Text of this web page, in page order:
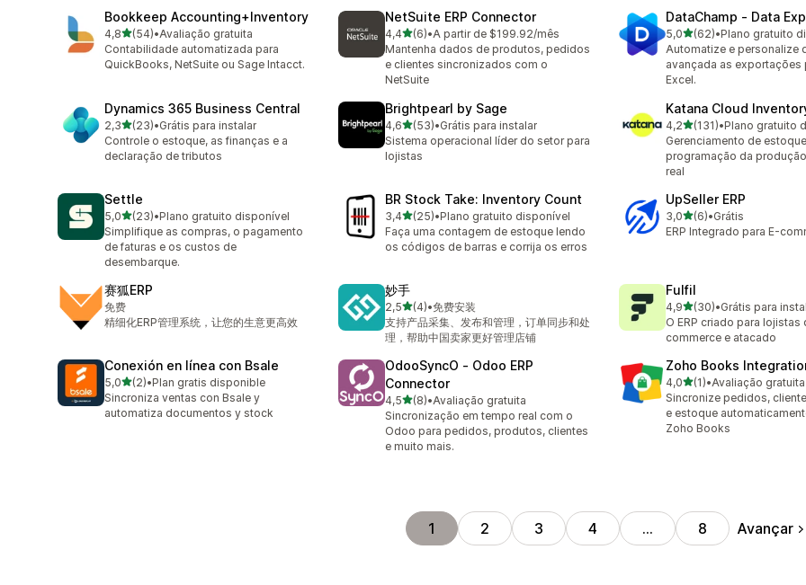
Bookkeep Accounting+Inventory
4,8de 5 estrelas
(54)
54 avaliações ao todo
•Avaliação gratuita
Contabilidade automatizada para
QuickBooks, NetSuite ou Sage Intacct.
NetSuite ERP Connector
4,4de 5 estrelas
(6)
6 avaliações ao todo
•A partir de $199.92/mês
Mantenha dados de produtos, pedidos
e clientes sincronizados com o
NetSuite
DataChamp ‑ Data
5,0de 5 estrelas
(62)
62 avaliações ao todo
•Plano gratuito
Automatize e personalize
avançada as exportações
Excel.
Dynamics 365 Business Central
2,3de 5 estrelas
(23)
23 avaliações ao todo
•Grátis para instalar
Controle o estoque, as finanças e a
declaração de tributos
Brightpearl by Sage
4,6de 5 estrelas
(53)
53 avaliações ao todo
•Grátis para instalar
Sistema operacional líder do setor para
lojistas
Katana Cloud
4,2de 5 estrelas
(131)
131 avaliações ao todo
•Plano gratuito
Gerenciamento de
programação da
real
Settle
5,0de 5 estrelas
(23)
23 avaliações ao todo
•Plano gratuito disponível
Simplifique as compras, o pagamento
de faturas e os custos de
desembarque.
BR Stock Take: Inventory Count
3,4de 5 estrelas
(25)
25 avaliações ao todo
•Plano gratuito disponível
Faça uma contagem de estoque lendo
os códigos de barras e corrija os erros
UpSeller ERP
3,0de 5 estrelas
(6)
6 avaliações ao todo
•Grátis
ERP Integrado para E-
赛狐ERP
免费
精细化ERP管理系统，让您的生意更高效
妙手
2,5de 5 estrelas
(4)
4 avaliações ao todo
•免费安装
支持产品采集、发布和管理，订单同步和处
理，帮助中国卖家更好管理店铺
Fulfil
4,9de 5 estrelas
(30)
30 avaliações ao todo
•Grátis para
O ERP criado para lojistas
commerce e atacado
Conexión en línea con Bsale
5,0de 5 estrelas
(2)
2 avaliações ao todo
•Plan gratis disponible
Sincroniza ventas con Bsale y
automatiza documentos y stock
OdooSyncO ‑ Odoo ERP
Connector
4,5de 5 estrelas
(8)
8 avaliações ao todo
•Avaliação gratuita
Sincronização em tempo real com o
Odoo para pedidos, produtos, clientes
e muito mais.
Zoho Books
4,0de 5 estrelas
(1)
1 avaliações ao todo
•Avaliação gratuita
Sincronize pedidos,
e estoque
Zoho Books
1 2 3 4 … 8 Avançar